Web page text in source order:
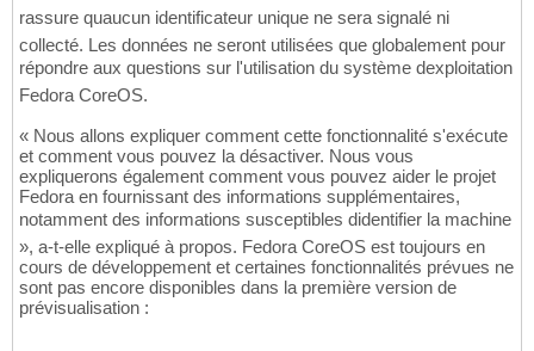
rassure quaucun identificateur unique ne sera signalé ni
collecté. Les données ne seront utilisées que globalement pour
répondre aux questions sur l'utilisation du système dexploitation
Fedora CoreOS.
« Nous allons expliquer comment cette fonctionnalité s'exécute
et comment vous pouvez la désactiver. Nous vous
expliquerons également comment vous pouvez aider le projet
Fedora en fournissant des informations supplémentaires,
notamment des informations susceptibles didentifier la machine
», a-t-elle expliqué à propos. Fedora CoreOS est toujours en
cours de développement et certaines fonctionnalités prévues ne
sont pas encore disponibles dans la première version de
prévisualisation :